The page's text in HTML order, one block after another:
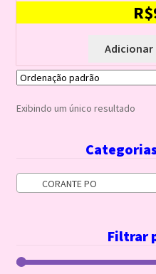
R$
Exibindo um único resultado
CORANTE PO
Filtrar